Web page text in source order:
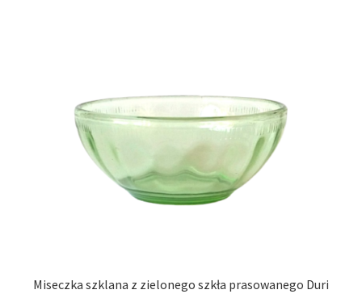
Miseczka szklana z zielonego szkła prasowanego Duri